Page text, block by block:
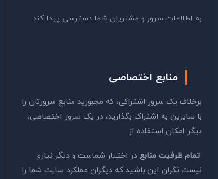
به اطلاعات سرور و مشتریان شما دسترسی پیدا کند.
منابع اختصاصی
برخلاف یک سرور اشتراکی، که مجبورید منابع سرورتان را
با سایرین به اشتراک بگذارید، در یک سرور اختصاصی،
دیگر امکان استفاده از
تمام ظرفیت منابع در اختیار شماست و دیگر نیازی
نیست نگران این باشید که دیگران عملکرد سایت شما را